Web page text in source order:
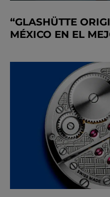
“GLASHÜTTE
MÉXICO EN EL